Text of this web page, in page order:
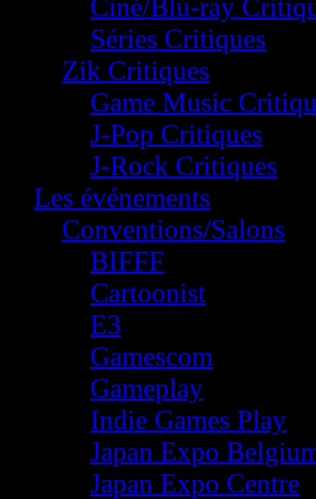
Ciné/Blu-ray
Séries Critiques
Zik Critiques
Game Music
J-Pop Critiques
J-Rock Critiques
Les événements
Conventions/Salons
BIFFF
Cartoonist
E3
Gamescom
Gameplay
Indie Games Play
Japan Expo
Japan Expo Centre